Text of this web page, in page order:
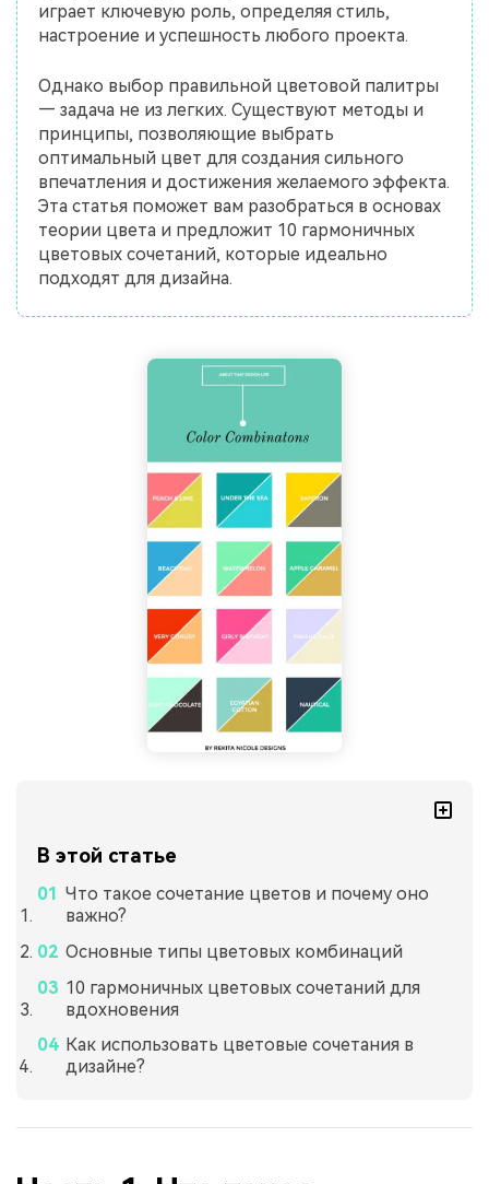
играет ключевую роль, определяя стиль,
настроение и успешность любого проекта.
Однако выбор правильной цветовой палитры
— задача не из легких. Существуют методы и
принципы, позволяющие выбрать
оптимальный цвет для создания сильного
впечатления и достижения желаемого эффекта.
Эта статья поможет вам разобраться в основах
теории цвета и предложит 10 гармоничных
цветовых сочетаний, которые идеально
подходят для дизайна.
В этой статье
Что такое сочетание цветов и почему оно
важно?
Основные типы цветовых комбинаций
10 гармоничных цветовых сочетаний для
вдохновения
Как использовать цветовые сочетания в
дизайне?